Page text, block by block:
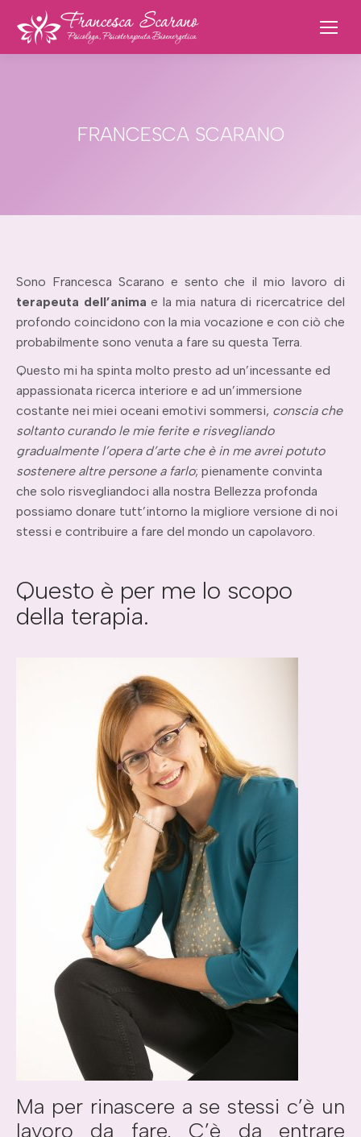
FRANCESCA SCARANO
Sono Francesca Scarano e sento che il mio lavoro di
terapeuta dell’anima e la mia natura di ricercatrice del
profondo coincidono con la mia vocazione e con ciò che
probabilmente sono venuta a fare su questa Terra.
Questo mi ha spinta molto presto ad un’incessante ed
appassionata ricerca interiore e ad un’immersione
costante nei miei oceani emotivi sommersi, conscia che
soltanto curando le mie ferite e risvegliando
gradualmente l’opera d’arte che è in me avrei potuto
sostenere altre persone a farlo; pienamente convinta
che solo risvegliandoci alla nostra Bellezza profonda
possiamo donare tutt’intorno la migliore versione di noi
stessi e contribuire a fare del mondo un capolavoro.
Questo è per me lo scopo
della terapia.
Ma per rinascere a se stessi c’è un
lavoro da fare. C’è da entrare